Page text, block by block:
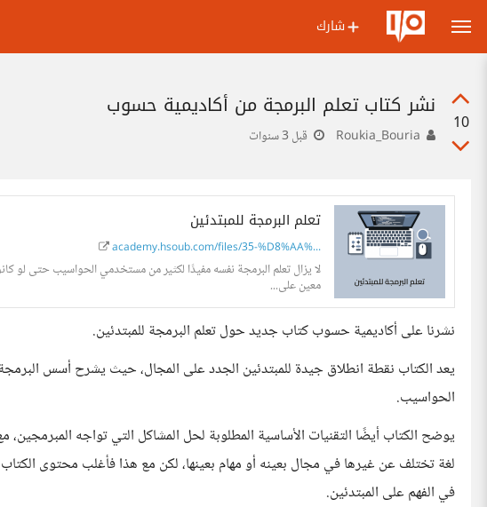
شارك
10
نشر كتاب تعلم البرمجة من أكاديمية حسوب
قبل 3 سنوات
تعلم البرمجة للمبتدئين
academy.hsoub.com/files/35-%D8%AA%...
لا يزال تعلم البرمجة نفسه مفيدًا لكثير من مستخدمي الحواسيب حتى لو
معين على...
نشرنا على أكاديمية حسوب كتاب جديد حول تعلم البرمجة للمبتدئين.
يعد الكتاب نقطة انطلاق جيدة للمبتدئين الجدد على المجال، حيث يشرح أسس
الحواسيب.
يوضح الكتاب أيضًا التقنيات الأساسية المطلوبة لحل المشاكل التي تواجه
في الفهم على المبتدئين.